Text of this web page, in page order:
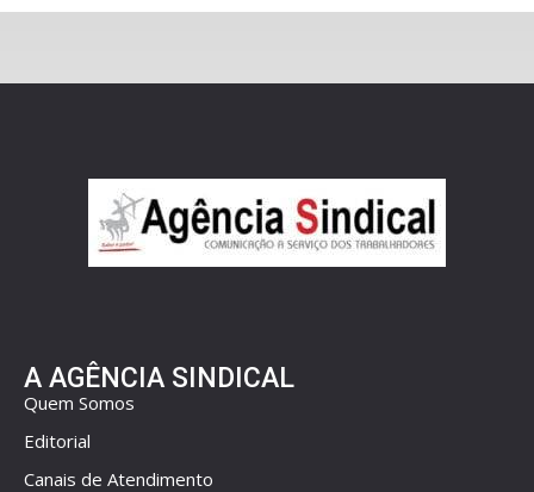
A AGÊNCIA SINDICAL
Quem Somos
Editorial
Canais de Atendimento